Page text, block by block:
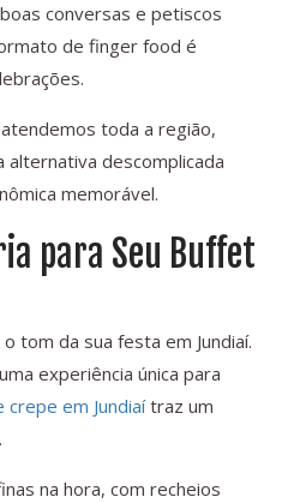
conversas e petiscos
de finger food é
toda a região,
alternativa descomplicada
memorável.
para Seu Buffet
tom da sua festa em Jundiaí.
experiência única para
em Jundiaítraz um
na hora, com recheios